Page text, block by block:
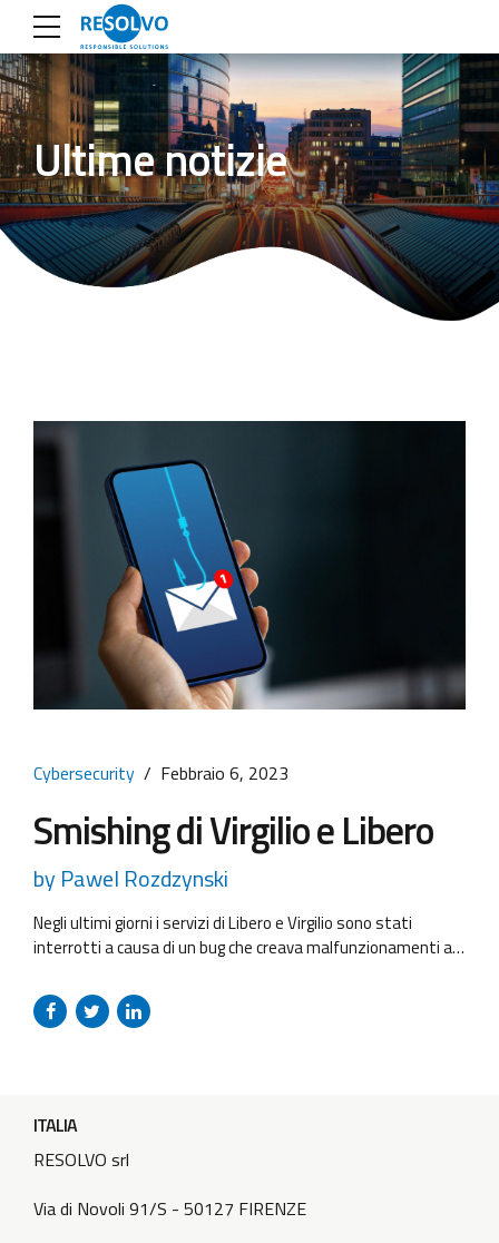
Ultime notizie
Cybersecurity Febbraio 6, 2023
Smishing di Virgilio e Libero
by Pawel Rozdzynski
Negli ultimi giorni i servizi di Libero e Virgilio sono stati
interrotti a causa di un bug che creava malfunzionamenti al
dato l’opportunità ai criminali informatici di approfittarsi
della situazione. In questo momento, infatti, è in corso una
ITALIA
RESOLVO srl
Via di Novoli 91/S - 50127 FIRENZE